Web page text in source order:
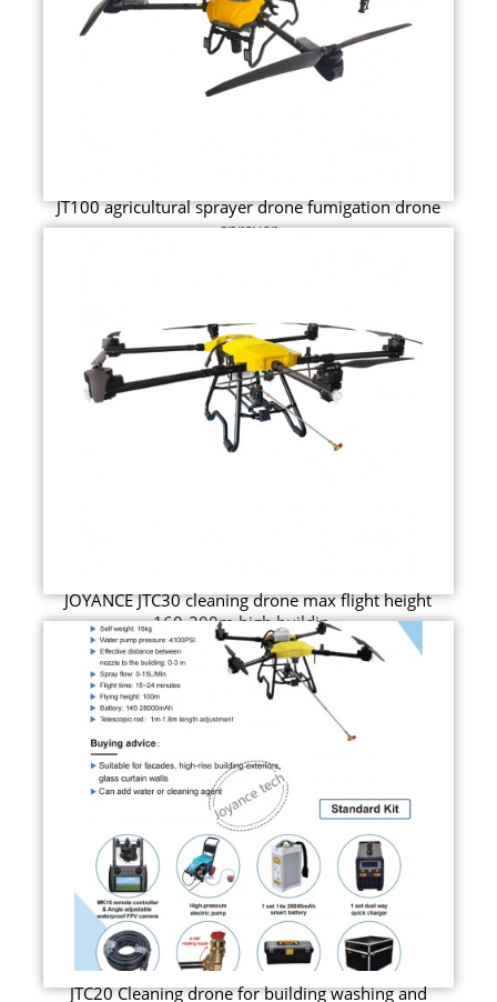
JT100 agricultural sprayer drone fumigation drone
sprayer
JOYANCE JTC30 cleaning drone max flight height
160-200m high buildin...
JTC20 Cleaning drone for building washing and